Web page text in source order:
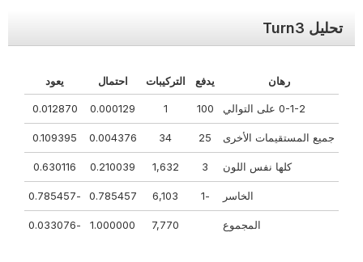
تحليل Turn3
رهان يدفع التركيبات احتمال يعود
0-1-2 على التوالي 100
0.000129
0.012870
جميع المستقيمات الأخرى 25
34
0.004376
0.109395
كلها نفس اللون 1,632
0.210039
0.630116
الخاسر 6,103
0.785457
المجموع 7,770
1.000000